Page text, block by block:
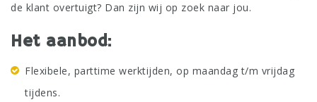
de klant overtuigt? Dan zijn wij op zoek naar jou.
Het aanbod:
Flexibele, parttime werktijden, op maandag t/m vrijdag
tijdens.